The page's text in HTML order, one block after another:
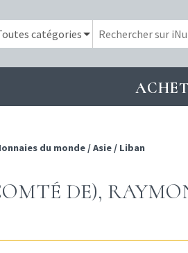
du monde /Asie / Liban
DE),